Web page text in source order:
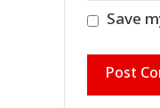
Save